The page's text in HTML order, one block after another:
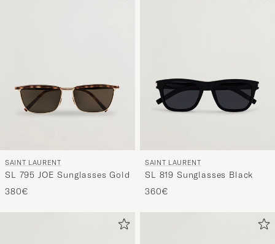
SAINT LAURENT
SL 795 JOE Sunglasses Gold
380€
SAINT LAURENT
SL 819 Sunglasses Black
360€